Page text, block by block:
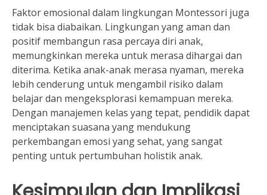
Faktor emosional dalam lingkungan Montessori juga
tidak bisa diabaikan. Lingkungan yang aman dan
positif membangun rasa percaya diri anak,
memungkinkan mereka untuk merasa dihargai dan
diterima. Ketika anak-anak merasa nyaman, mereka
lebih cenderung untuk mengambil risiko dalam
belajar dan mengeksplorasi kemampuan mereka.
Dengan manajemen kelas yang tepat, pendidik dapat
menciptakan suasana yang mendukung
perkembangan emosi yang sehat, yang sangat
penting untuk pertumbuhan holistik anak.